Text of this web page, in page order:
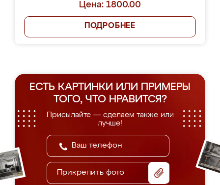
Цена: 1800.00
ПОДРОБНЕЕ
ЕСТЬ КАРТИНКИ ИЛИ ПРИМЕРЫ
ТОГО, ЧТО НРАВИТСЯ?
Присылайте — сделаем также или
лучше!
Прикрепить фото